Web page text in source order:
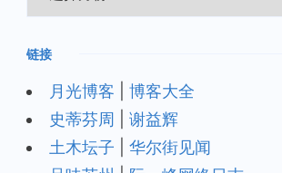
档
链接
月光博客
博客大全
史蒂芬周
谢益辉
土木坛子
华尔街见闻